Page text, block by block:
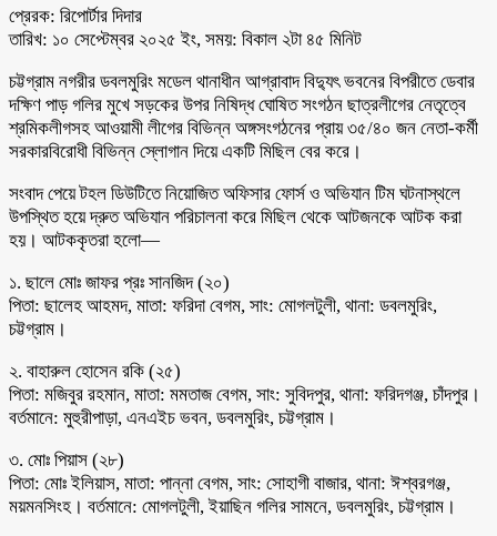
প্রেরক: রিপোর্টার দিদার
তারিখ: ১০ সেপ্টেম্বর ২০২৫ ইং, সময়: বিকাল ২টা ৪৫ মিনিট
চট্টগ্রাম নগরীর ডবলমুরিং মডেল থানাধীন আগ্রাবাদ বিদ্যুৎ ভবনের বিপরীতে ডেবার
দক্ষিণ পাড় গলির মুখে সড়কের উপর নিষিদ্ধ ঘোষিত সংগঠন ছাত্রলীগের নেতৃত্বে
শ্রমিকলীগসহ আওয়ামী লীগের বিভিন্ন অঙ্গসংগঠনের প্রায় ৩৫/৪০ জন নেতা-কর্মী
সরকারবিরোধী বিভিন্ন স্লোগান দিয়ে একটি মিছিল বের করে।
সংবাদ পেয়ে টহল ডিউটিতে নিয়োজিত অফিসার ফোর্স ও অভিযান টিম ঘটনাস্থলে
উপস্থিত হয়ে দ্রুত অভিযান পরিচালনা করে মিছিল থেকে আটজনকে আটক করা
হয়। আটককৃতরা হলো—
১. ছালে মোঃ জাফর প্রঃ সানজিদ (২০)
পিতা: ছালেহ আহমদ, মাতা: ফরিদা বেগম, সাং: মোগলটুলী, থানা: ডবলমুরিং,
চট্টগ্রাম।
২. বাহারুল হোসেন রকি (২৫)
পিতা: মজিবুর রহমান, মাতা: মমতাজ বেগম, সাং: সুবিদপুর, থানা: ফরিদগঞ্জ, চাঁদপুর।
বর্তমানে: মুহুরীপাড়া, এনএইচ ভবন, ডবলমুরিং, চট্টগ্রাম।
৩. মোঃ পিয়াস (২৮)
পিতা: মোঃ ইলিয়াস, মাতা: পান্না বেগম, সাং: সোহাগী বাজার, থানা: ঈশ্বরগঞ্জ,
ময়মনসিংহ। বর্তমানে: মোগলটুলী, ইয়াছিন গলির সামনে, ডবলমুরিং, চট্টগ্রাম।